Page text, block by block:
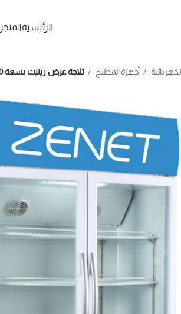
الرئيسيةالمتجر
أجهزة المطبخ ثلاجة عرض زينيت بسعة 600 لتر